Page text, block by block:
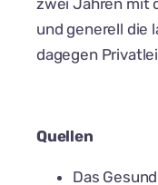
zwei Jahren mit
und generell die
dagegen
Quellen
Das